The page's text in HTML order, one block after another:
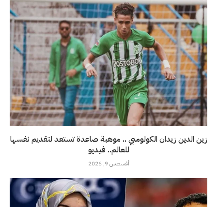
زين الدين زيدان الكولومبي .. موهبة صاعدة تستعد لتقديم نفسها
للعالم.. فيديو
أغسطس 9, 2026